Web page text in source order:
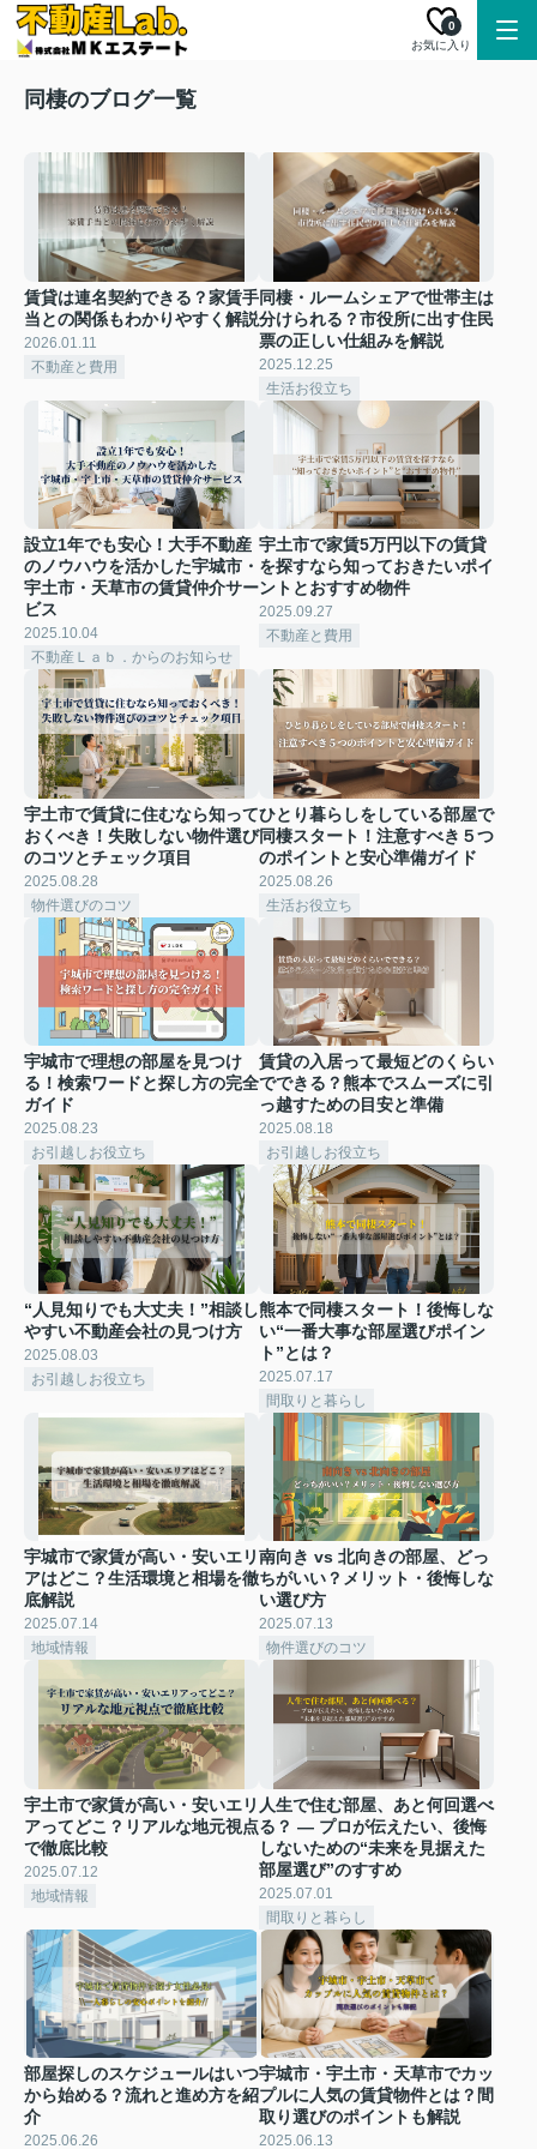
お気に入り
0
同棲のブログ一覧
賃貸は連名契約できる？家賃手
当との関係もわかりやすく解説
2026.01.11
不動産と費用
同棲・ルームシェアで世帯主は
分けられる？市役所に出す住民
票の正しい仕組みを解説
2025.12.25
生活お役立ち
設立1年でも安心！大手不動産
のノウハウを活かした宇城市・
宇土市・天草市の賃貸仲介サー
ビス
2025.10.04
不動産Ｌａｂ．からのお知らせ
宇土市で家賃5万円以下の賃貸
を探すなら知っておきたいポイ
ントとおすすめ物件
2025.09.27
不動産と費用
宇土市で賃貸に住むなら知って
おくべき！失敗しない物件選び
のコツとチェック項目
2025.08.28
物件選びのコツ
ひとり暮らしをしている部屋で
同棲スタート！注意すべき５つ
のポイントと安心準備ガイド
2025.08.26
生活お役立ち
宇城市で理想の部屋を見つけ
る！検索ワードと探し方の完全
ガイド
2025.08.23
お引越しお役立ち
賃貸の入居って最短どのくらい
でできる？熊本でスムーズに引
っ越すための目安と準備
2025.08.18
お引越しお役立ち
“人見知りでも大丈夫！”相談し
やすい不動産会社の見つけ方
2025.08.03
お引越しお役立ち
熊本で同棲スタート！後悔しな
い“一番大事な部屋選びポイン
ト”とは？
2025.07.17
間取りと暮らし
宇城市で家賃が高い・安いエリ
アはどこ？生活環境と相場を徹
底解説
2025.07.14
地域情報
南向き vs 北向きの部屋、どっ
ちがいい？メリット・後悔しな
い選び方
2025.07.13
物件選びのコツ
宇土市で家賃が高い・安いエリ
アってどこ？リアルな地元視点
で徹底比較
2025.07.12
地域情報
人生で住む部屋、あと何回選べ
る？ ― プロが伝えたい、後悔
しないための“未来を見据えた
部屋選び”のすすめ
2025.07.01
間取りと暮らし
部屋探しのスケジュールはいつ
から始める？流れと進め方を紹
介
2025.06.26
宇城市・宇土市・天草市でカッ
プルに人気の賃貸物件とは？間
取り選びのポイントも解説
2025.06.13